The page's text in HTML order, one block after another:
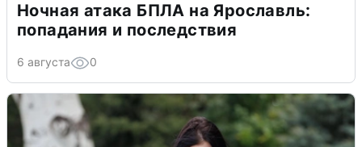
Ночная атака БПЛА на Ярославль:
попадания и последствия
6 августа 0